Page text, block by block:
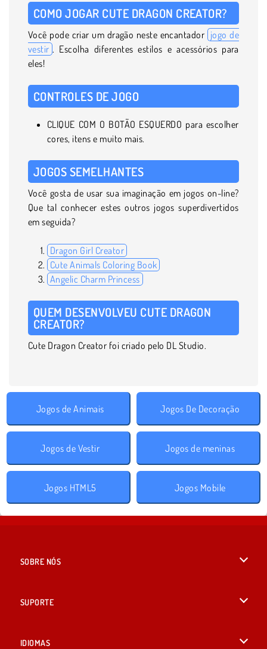
COMO JOGAR CUTE DRAGON CREATOR?
Você pode criar um dragão neste encantador jogo de
vestir . Escolha diferentes estilos e acessórios para
eles!
CONTROLES DE JOGO
CLIQUE COM O BOTÃO ESQUERDO para escolher
cores, itens e muito mais.
JOGOS SEMELHANTES
Você gosta de usar sua imaginação em jogos on-line?
Que tal conhecer estes outros jogos superdivertidos
em seguida?
Dragon Girl Creator
Cute Animals Coloring Book
Angelic Charm Princess
QUEM DESENVOLVEU CUTE DRAGON
CREATOR?
Cute Dragon Creator foi criado pelo DL Studio.
Jogos de Animais Jogos De Decoração
Jogos de Vestir Jogos de meninas
Jogos HTML5 Jogos Mobile
SOBRE NÓS
SUPORTE
IDIOMAS